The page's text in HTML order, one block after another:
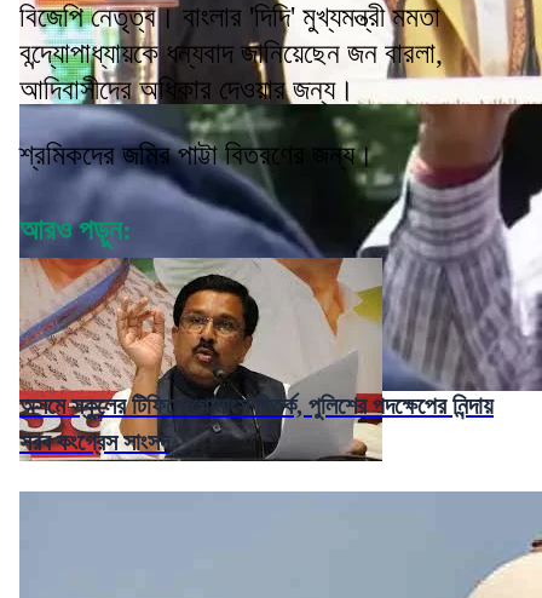
বিজেপি নেতৃত্ব। বাংলার 'দিদি' মুখ্যমন্ত্রী মমতা
বন্দ্যোপাধ্যায়কে ধন্যবাদ জানিয়েছেন জন বারলা,
আদিবাসীদের অধিকার দেওয়ার জন্য।
শ্রমিকদের জমির পাট্টা বিতরণের জন্য।
আরও পড়ুন:
অসমে স্কুলের টিফিনে গোমাংস বিতর্ক, পুলিশের পদক্ষেপের নিন্দায়
সরব কংগ্রেস সাংসদ